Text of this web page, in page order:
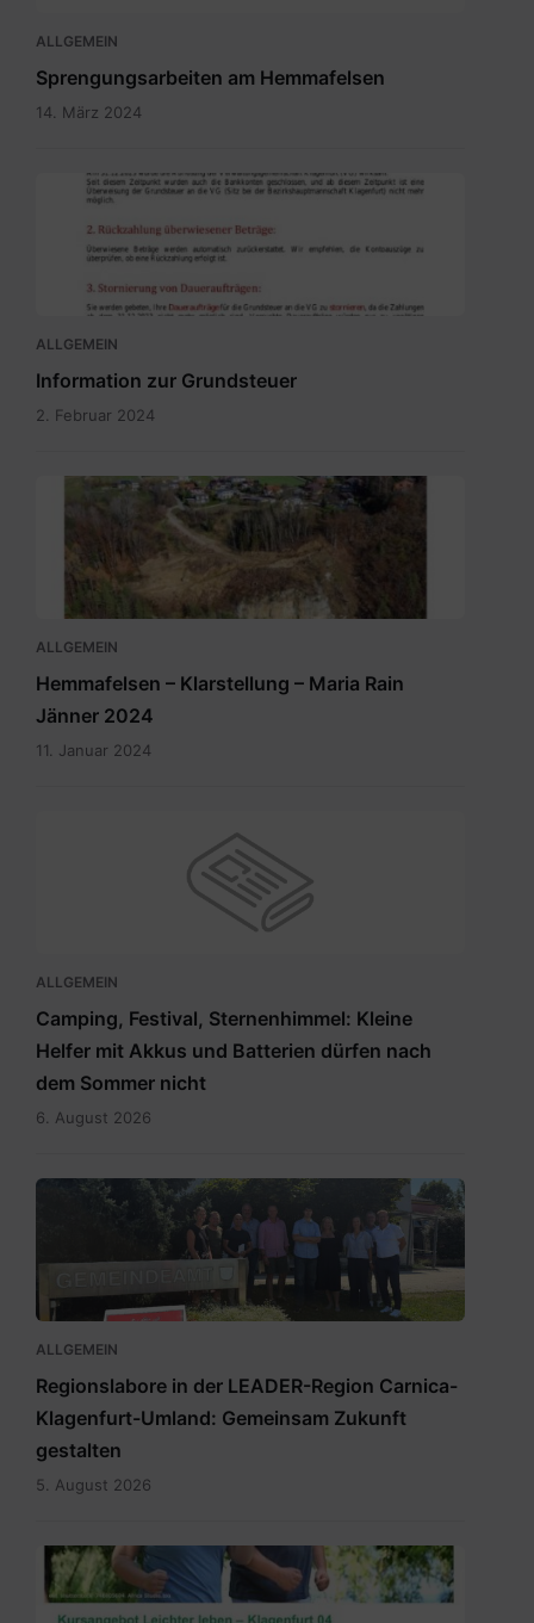
ALLGEMEIN
Sprengungsarbeiten am Hemmafelsen
14. März 2024
Grundsteuer
ALLGEMEIN
Information zur Grundsteuer
2. Februar 2024
ALLGEMEIN
Hemmafelsen – Klarstellung – Maria Rain
Jänner 2024
11. Januar 2024
ALLGEMEIN
Camping, Festival, Sternenhimmel: Kleine
Helfer mit Akkus und Batterien dürfen nach
dem Sommer nicht
6. August 2026
RegionslaborSüdost.jpg
ALLGEMEIN
Regionslabore in der LEADER-Region Carnica-
Klagenfurt-Umland: Gemeinsam Zukunft
gestalten
5. August 2026
2026_Terminübersicht_A3_Leichter
leben_Herbst_Klagenfurt